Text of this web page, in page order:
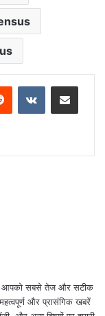
Reddit VKontakteShare via Email
आपको सबसे तेज और सटीक
और प्रासंगिक खबरें